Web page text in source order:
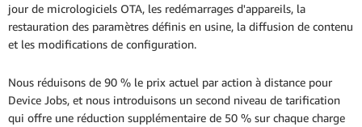
jour de micrologiciels OTA, les redémarrages d'appareils, la
restauration des paramètres définis en usine, la diffusion de contenu
et les modifications de configuration.
Nous réduisons de 90 % le prix actuel par action à distance pour
Device Jobs, et nous introduisons un second niveau de tarification
qui offre une réduction supplémentaire de 50 % sur chaque charge